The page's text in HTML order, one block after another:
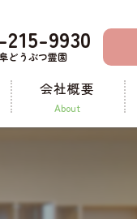
215-9930
どうぶつ霊園
会社概要
about